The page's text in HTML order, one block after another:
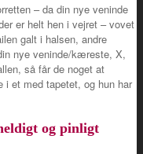
– da din nye veninde
er helt hen i vejret – vovet
galt i halsen, andre
nye veninde/kæreste, X,
så får de noget at
i et med tapetet, og hun har
og pinligt